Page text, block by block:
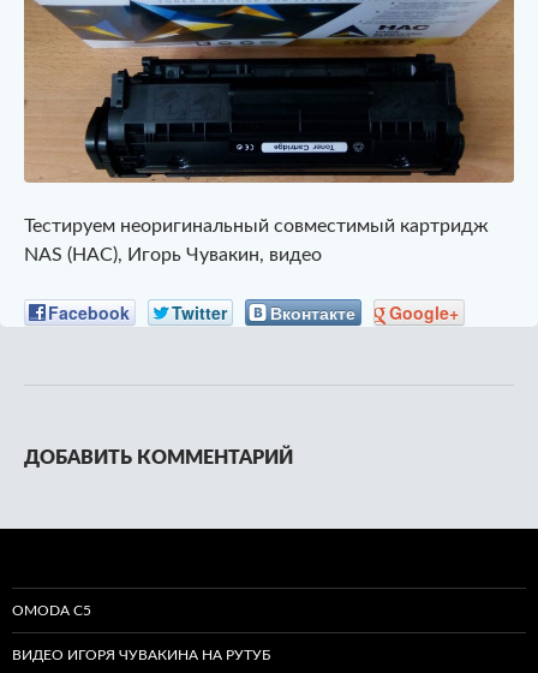
Тестируем неоригинальный совместимый картридж
NAS (НАС), Игорь Чувакин, видео
Facebook Twitter Вконтакте Google+
ДОБАВИТЬ КОММЕНТАРИЙ
OMODA C5
ВИДЕО ИГОРЯ ЧУВАКИНА НА РУТУБ